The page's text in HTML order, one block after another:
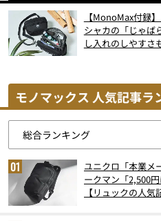
【MonoMax付録
シャカの「じゃば
し入れのしやすさ
モノマックス 人気記事ラ
ユニクロ「本業メ
ークマン「2,500
【リュックの人